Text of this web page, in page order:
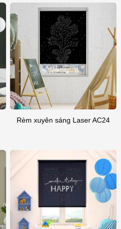
Rèm xuyên sáng Laser AC24